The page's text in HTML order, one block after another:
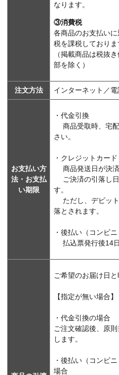
なります。
③消費税
各商品のお支払い
税を課税しておりま
（掲載商品は税抜
部を除く）
注文方法 インターネット／電
お支払い方
法・お支払
い期限
・代金引換
商品受取時、宅配
さい。
・クレジットカー
商品発送日が決済
ご決済の引落し日
す。
ただし、デビット
落とされます。
・後払い（コンビ
払込票発行後14日
ご希望のお届け日と
【指定が無い場合】
・代金引換の場合
ご注文確認後、原
します。
・後払い（コンビ
場合